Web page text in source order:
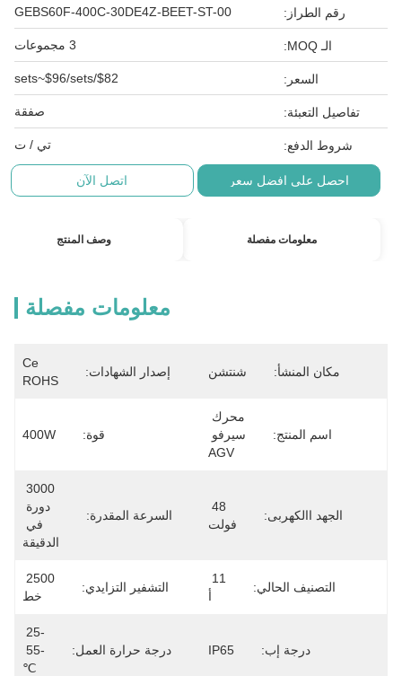
رقم الطراز: GEBS60F-400C-30DE4Z-BEET-ST-00
الـ MOQ: 3 مجموعات
السعر: $82/sets~$96/sets
تفاصيل التعبئة: صفقة
شروط الدفع: تي / ت
احصل على افضل سعر اتصل الآن
معلومات مفصلة وصف المنتج
معلومات مفصلة
مكان المنشأ: شنتشن إصدار الشهادات:
Ce
ROHS
اسم المنتج:
AGV
قوة: 400W
الجهد االكهربى:
فولت
السرعة المقدرة:
الدقيقة
التصنيف الحالي:
أ
التشفير التزايدي:
خط
درجة إب: IP65 درجة حرارة العمل:
℃